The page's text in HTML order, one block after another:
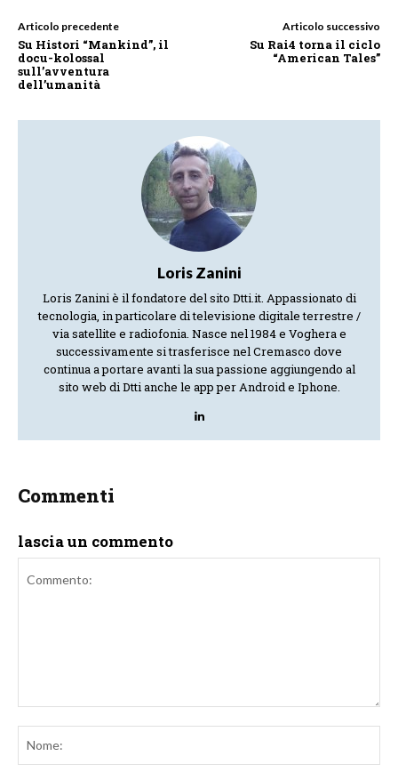
Articolo precedente
Su Histori “Mankind”, il
docu-kolossal
sull’avventura
dell’umanità
Articolo successivo
Su Rai4 torna il ciclo
“American Tales”
Loris Zanini
Loris Zanini è il fondatore del sito Dtti.it. Appassionato di
tecnologia, in particolare di televisione digitale terrestre /
via satellite e radiofonia. Nasce nel 1984 e Voghera e
successivamente si trasferisce nel Cremasco dove
continua a portare avanti la sua passione aggiungendo al
sito web di Dtti anche le app per Android e Iphone.
Commenti
lascia un commento